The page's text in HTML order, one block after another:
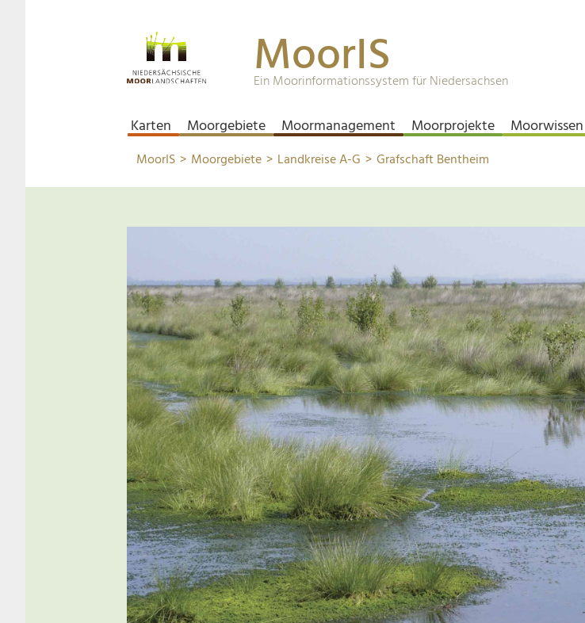
MoorIS
Ein Moorinformationssystem für Niedersachsen
Karten Moorgebiete Moormanagement Moorprojekte Moorwissen
MoorIS Moorgebiete Landkreise A-G Grafschaft Bentheim